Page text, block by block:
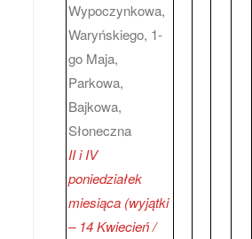
Wypoczynkowa,
Waryńskiego, 1-
go Maja,
Parkowa,
Bajkowa,
Słoneczna
II i IV
poniedziałek
miesiąca (wyjątki
– 14 Kwiecień /